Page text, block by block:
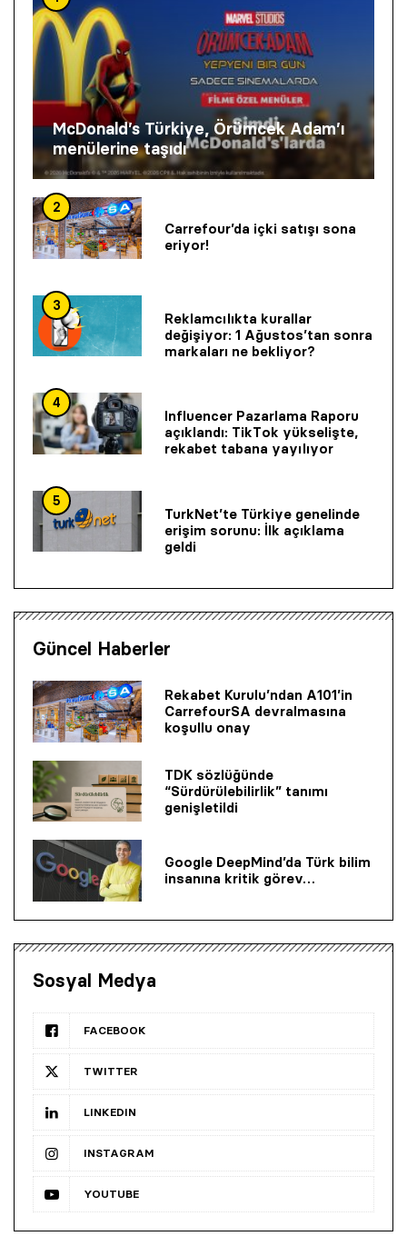
McDonald’s Türkiye, Örümcek Adam’ı
menülerine taşıdı
2
Carrefour’da içki satışı sona
eriyor!
3
Reklamcılıkta kurallar
değişiyor: 1 Ağustos’tan sonra
markaları ne bekliyor?
4
Influencer Pazarlama Raporu
açıklandı: TikTok yükselişte,
rekabet tabana yayılıyor
5
TurkNet’te Türkiye genelinde
erişim sorunu: İlk açıklama
geldi
Güncel Haberler
Rekabet Kurulu’ndan A101’in
CarrefourSA devralmasına
koşullu onay
TDK sözlüğünde
“Sürdürülebilirlik” tanımı
genişletildi
Google DeepMind’da Türk bilim
insanına kritik görev…
Sosyal Medya
FACEBOOK
TWITTER
LINKEDIN
INSTAGRAM
YOUTUBE